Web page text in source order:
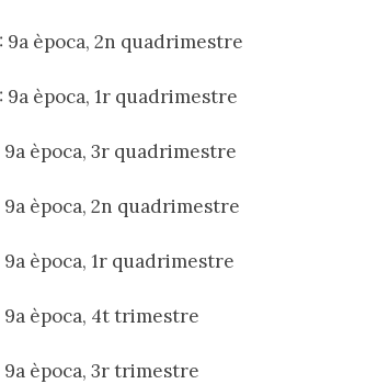
9a època, 2n quadrimestre
9a època, 1r quadrimestre
9a època, 3r quadrimestre
9a època, 2n quadrimestre
9a època, 1r quadrimestre
9a època, 4t trimestre
9a època, 3r trimestre